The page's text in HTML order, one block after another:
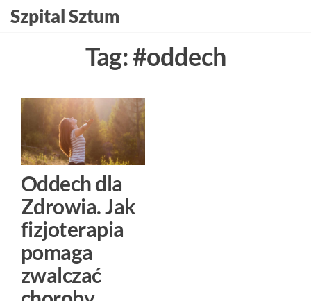
Szpital Sztum
Tag:#oddech
Oddech dla
Zdrowia. Jak
fizjoterapia
pomaga
zwalczać